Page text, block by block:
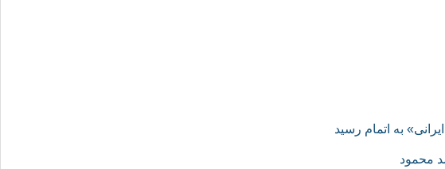
به اتمام رسید
محمود